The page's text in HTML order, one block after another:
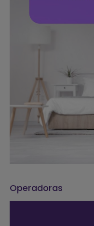
Operadoras